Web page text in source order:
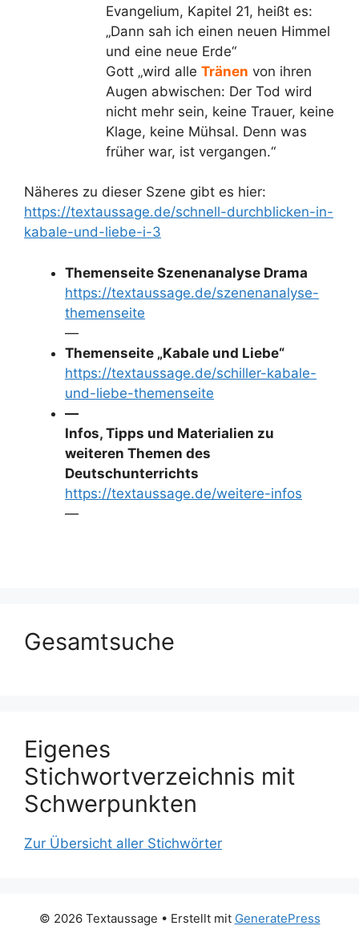
Evangelium, Kapitel 21, heißt es:
„Dann sah ich einen neuen Himmel
und eine neue Erde“
Gott „wird alle Tränen von ihren
Augen abwischen: Der Tod wird
nicht mehr sein, keine Trauer, keine
Klage, keine Mühsal. Denn was
früher war, ist vergangen.“
Näheres zu dieser Szene gibt es hier:
https://textaussage.de/schnell-durchblicken-in-
kabale-und-liebe-i-3
Themenseite Szenenanalyse Drama
https://textaussage.de/szenenanalyse-
themenseite
—
Themenseite „Kabale und Liebe“
https://textaussage.de/schiller-kabale-
und-liebe-themenseite
—
Infos, Tipps und Materialien zu
weiteren Themen des
Deutschunterrichts
https://textaussage.de/weitere-infos
—
Gesamtsuche
Eigenes
Stichwortverzeichnis mit
Schwerpunkten
Zur Übersicht aller Stichwörter
© 2026 Textaussage • Erstellt mit GeneratePress